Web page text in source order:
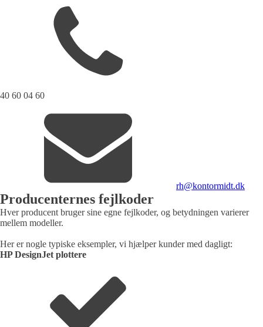
40 60 04 60
rh@kontormidt.dk
Producenternes fejlkoder
Hver producent bruger sine egne fejlkoder, og betydningen varierer
mellem modeller.
Her er nogle typiske eksempler, vi hjælper kunder med dagligt:
HP DesignJet plottere